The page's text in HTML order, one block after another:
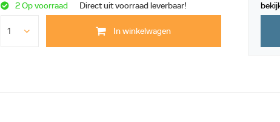
2 Op voorraad Direct uit voorraad leverbaar!
In winkelwagen